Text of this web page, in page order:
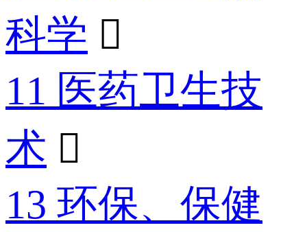
科学 
11 医药卫生技
术 
13 环保、保健